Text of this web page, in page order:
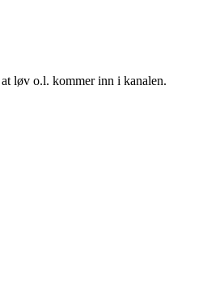
løv o.l. kommer inn i kanalen.